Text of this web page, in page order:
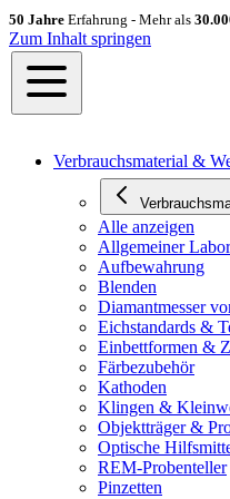
50 Jahre Erfahrung - Mehr als
Zum Inhalt springen
Verbrauchsmaterial &
Alle anzeigen
Allgemeiner
Aufbewahrung
Blenden
Diamantmesser
Eichstandards &
Einbettformen &
Färbezubehör
Kathoden
Klingen &
Objektträger &
Optische
REM-Probenteller
Pinzetten